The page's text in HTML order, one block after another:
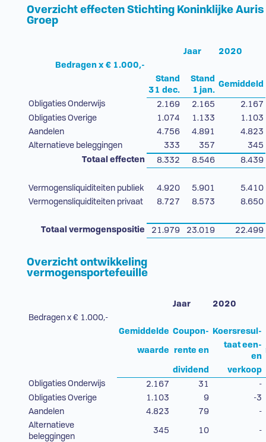
Overzicht effecten Stichting Koninklijke Auris
Groep
Jaar
2020
Bedragen x € 1.000,-
Stand
31 dec.
Stand
1 jan.
Gemiddeld
Obligaties Onderwijs 2.169 2.165
2.167
Obligaties Overige
1.074 1.133
1.103
Aandelen
4.756 4.891
4.823
Alternatieve beleggingen
333 357
345
Totaal effecten
8.332 8.546 8.439
Vermogensliquiditeiten publiek 4.920 5.901
5.410
Vermogensliquiditeiten privaat
8.727 8.573 8.650
Totaal vermogenspositie 21.979 23.019 22.499
Overzicht ontwikkeling
vermogensportefeuille
Jaar
2020
Bedragen x € 1.000,-
Gemiddelde Coupon- Koersresul-
waarde rente en
taat een-
en
dividend
verkoop
Obligaties Onderwijs
2.167 31
-
Obligaties Overige
1.103 9
-3
Aandelen
4.823 79
-
Alternatieve
beleggingen
345 10 -